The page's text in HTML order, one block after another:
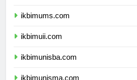
ikbimums.com
ikbimuii.com
ikbimunisba.com
ikbimunisma.com